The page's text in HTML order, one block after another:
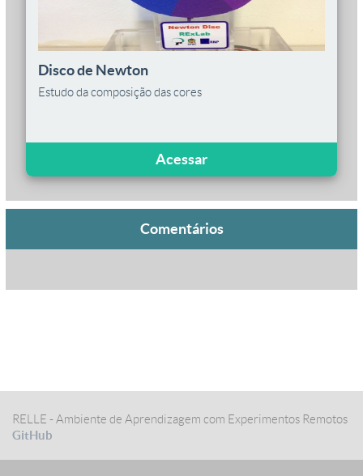
Disco de Newton
Estudo da composição das cores
Acessar
Comentários
RELLE - Ambiente de Aprendizagem com Experimentos Remotos
GitHub